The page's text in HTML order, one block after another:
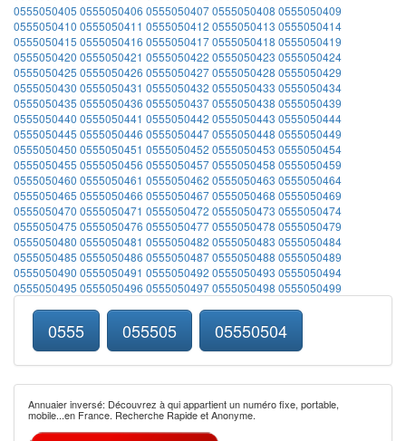
0555050405 0555050406 05550504070555050408 0555050409
0555050410 0555050411 0555050412 0555050413 0555050414
0555050415 0555050416 05550504170555050418 0555050419
0555050420 0555050421 0555050422 0555050423 0555050424
0555050425 0555050426 05550504270555050428 0555050429
0555050430 0555050431 0555050432 0555050433 0555050434
0555050435 0555050436 05550504370555050438 0555050439
0555050440 0555050441 0555050442 0555050443 0555050444
0555050445 0555050446 05550504470555050448 0555050449
0555050450 0555050451 0555050452 0555050453 0555050454
0555050455 0555050456 05550504570555050458 0555050459
0555050460 0555050461 0555050462 0555050463 0555050464
0555050465 0555050466 05550504670555050468 0555050469
0555050470 0555050471 0555050472 0555050473 0555050474
0555050475 0555050476 05550504770555050478 0555050479
0555050480 0555050481 0555050482 0555050483 0555050484
0555050485 0555050486 05550504870555050488 0555050489
0555050490 0555050491 0555050492 0555050493 0555050494
0555050495 0555050496 05550504970555050498 0555050499
0555 055505 05550504
Annuaier inversé: Découvrez à qui appartient un numéro fixe, portable,
mobile...en France. Recherche Rapide et Anonyme.